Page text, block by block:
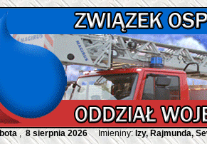
,8 sierpnia 2026 Imieniny: Izy, Rajmunda,